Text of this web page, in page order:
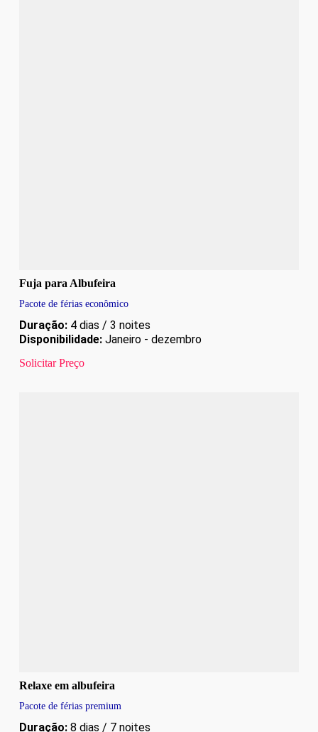
Fuja para Albufeira
Pacote de férias econômico
Duração:4 dias / 3 noites
Disponibilidade:Janeiro - dezembro
Solicitar Preço
Relaxe em albufeira
Pacote de férias premium
Duração:8 dias / 7 noites